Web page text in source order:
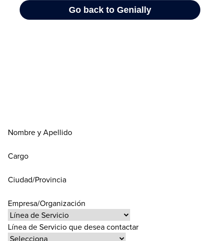
Nombre y Apellido
Cargo
Ciudad/Provincia
Empresa/Organización
Línea de Servicio que desea contactar